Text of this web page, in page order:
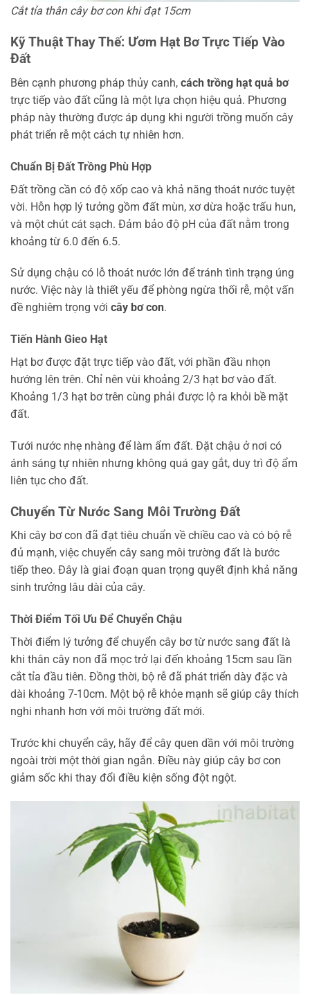
Cắt tỉa thân cây bơ con khi đạt 15cm
Kỹ Thuật Thay Thế: Ươm Hạt Bơ Trực Tiếp Vào
Đất
Bên cạnh phương pháp thủy canh, cách trồng hạt quả bơ
trực tiếp vào đất cũng là một lựa chọn hiệu quả. Phương
pháp này thường được áp dụng khi người trồng muốn cây
phát triển rễ một cách tự nhiên hơn.
Chuẩn Bị Đất Trồng Phù Hợp
Đất trồng cần có độ xốp cao và khả năng thoát nước tuyệt
vời. Hỗn hợp lý tưởng gồm đất mùn, xơ dừa hoặc trấu hun,
và một chút cát sạch. Đảm bảo độ pH của đất nằm trong
khoảng từ 6.0 đến 6.5.
Sử dụng chậu có lỗ thoát nước lớn để tránh tình trạng úng
nước. Việc này là thiết yếu để phòng ngừa thối rễ, một vấn
đề nghiêm trọng với cây bơ con.
Tiến Hành Gieo Hạt
Hạt bơ được đặt trực tiếp vào đất, với phần đầu nhọn
hướng lên trên. Chỉ nên vùi khoảng 2/3 hạt bơ vào đất.
Khoảng 1/3 hạt bơ trên cùng phải được lộ ra khỏi bề mặt
đất.
Tưới nước nhẹ nhàng để làm ẩm đất. Đặt chậu ở nơi có
ánh sáng tự nhiên nhưng không quá gay gắt, duy trì độ ẩm
liên tục cho đất.
Chuyển Từ Nước Sang Môi Trường Đất
Khi cây bơ con đã đạt tiêu chuẩn về chiều cao và có bộ rễ
đủ mạnh, việc chuyển cây sang môi trường đất là bước
tiếp theo. Đây là giai đoạn quan trọng quyết định khả năng
sinh trưởng lâu dài của cây.
Thời Điểm Tối Ưu Để Chuyển Chậu
Thời điểm lý tưởng để chuyển cây bơ từ nước sang đất là
khi thân cây non đã mọc trở lại đến khoảng 15cm sau lần
cắt tỉa đầu tiên. Đồng thời, bộ rễ đã phát triển dày đặc và
dài khoảng 7-10cm. Một bộ rễ khỏe mạnh sẽ giúp cây thích
nghi nhanh hơn với môi trường đất mới.
Trước khi chuyển cây, hãy để cây quen dần với môi trường
ngoài trời một thời gian ngắn. Điều này giúp cây bơ con
giảm sốc khi thay đổi điều kiện sống đột ngột.